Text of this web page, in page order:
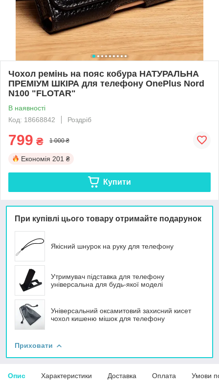
Чохол ремінь на пояс кобура НАТУРАЛЬНА
ПРЕМІУМ ШКІРА для телефону OnePlus Nord
N100 "FLOTAR"
В наявності
Код: 18668842
Роздріб
799 ₴ 1 000 ₴
Економія 201 ₴
Купити
При купівлі цього товару отримайте подарунок
Якісний шнурок на руку для телефону
Утримувач підставка для телефону
універсальна для будь-якої моделі
Універсальний оксамитовий захисний кисет
чохол кишеню мішок для телефону
Приховати
Опис Характеристики Доставка Оплата Умови